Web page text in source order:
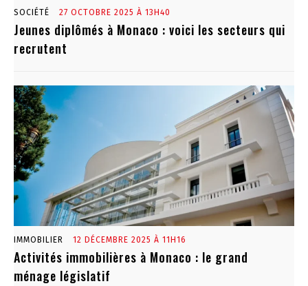
SOCIÉTÉ 27 OCTOBRE 2025 À 13H40
Jeunes diplômés à Monaco : voici les secteurs qui
recrutent
IMMOBILIER 12 DÉCEMBRE 2025 À 11H16
Activités immobilières à Monaco : le grand
ménage législatif